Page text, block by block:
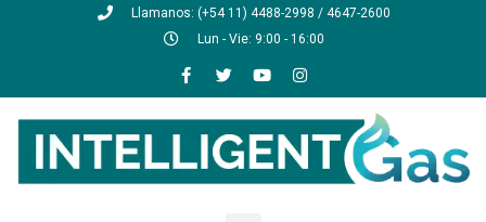
Llamanos: (+54 11) 4488-2998 / 4647-2600
Lun - Vie: 9:00 - 16:00